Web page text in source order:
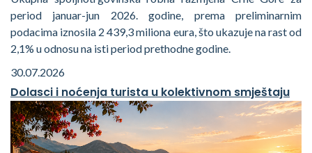
period januar-jun 2026. godine, prema preliminarnim
podacima iznosila 2 439,3 miliona eura, što ukazuje na rast od
2,1% u odnosu na isti period prethodne godine.
30.07.2026
Dolasci i noćenja turista u kolektivnom smještaju